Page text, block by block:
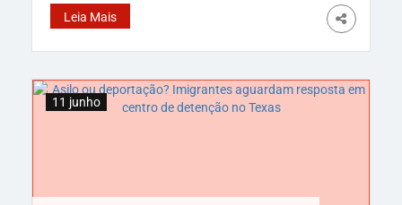
conclusão veio depois de os pesquisadores
examinarem a relação entre o risco genético
para problemas de sono e sintomas de
Leia Mais
11 junho